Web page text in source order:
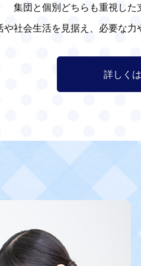
集団と個別どちらも重視した
や社会生活を見据え、必要な力
詳しく